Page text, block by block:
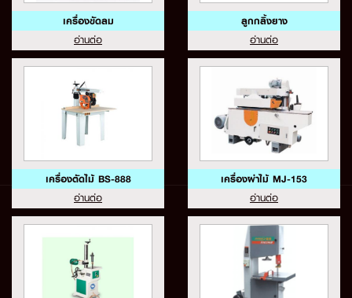
เครื่องขัดลม
อ่านต่อ
ลูกกลิ้งยาง
อ่านต่อ
เครื่องตัดไม้ BS-888
อ่านต่อ
เครื่องผ่าไม้ MJ-153
อ่านต่อ